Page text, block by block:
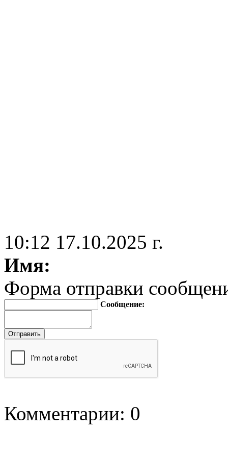
10:12 17.10.2025 г.
Имя:
Форма отправки
Сообщение:
Комментарии: 0